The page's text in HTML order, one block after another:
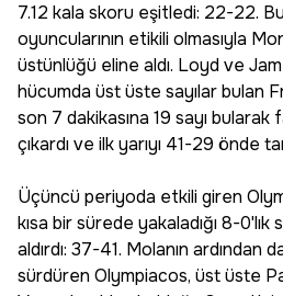
7.12 kala skoru eşitledi: 22-22. Bu
oyuncularının etikili olmasıyla
üstünlüğü eline aldı. Loyd ve
hücumda üst üste sayılar bulan
son 7 dakikasına 19 sayı
çıkardı ve ilk yarıyı 41-29 önde
Üçüncü periyoda etkili giren
kısa bir sürede yakaladığı 8-0'lık
aldırdı: 37-41. Molanın ardından
sürdüren Olympiacos, üst üste